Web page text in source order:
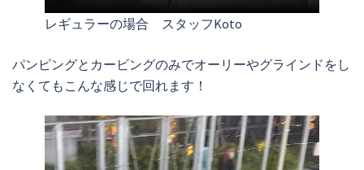
レギュラーの場合 スタッフKoto
パンピングとカービングのみでオーリーやグラインドをし
なくてもこんな感じで回れます！